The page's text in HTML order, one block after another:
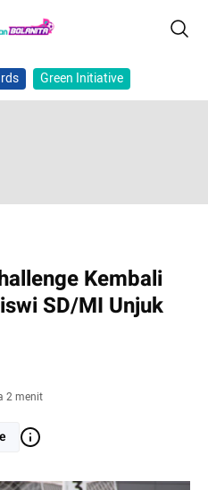
Green Initiative
Kembali
SD/MI Unjuk
2 menit